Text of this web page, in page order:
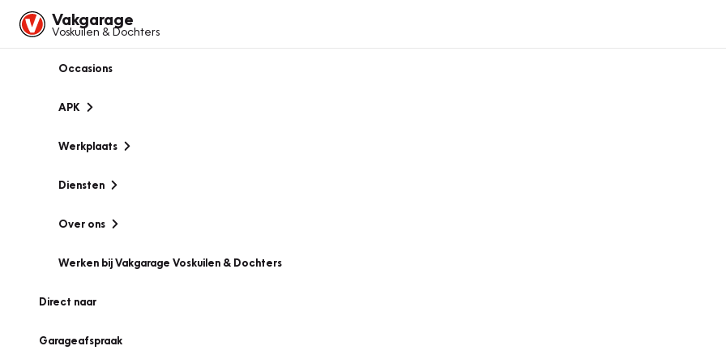
Vakgarage
Voskuilen & Dochters
Occasions
APK
Werkplaats
Diensten
Over ons
Werken bij Vakgarage Voskuilen & Dochters
Direct naar
Garageafspraak